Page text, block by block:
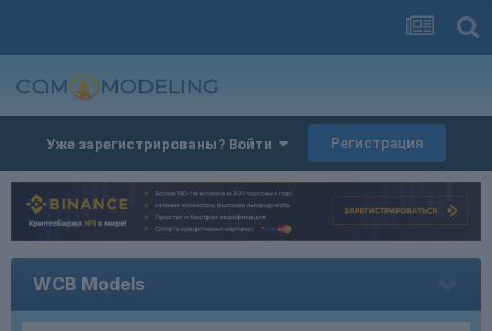
Уже зарегистрированы? Войти Регистрация
WCB Models